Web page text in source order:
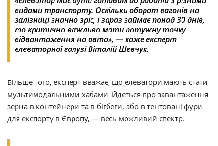
видами транспорту. Оскільки оборот вагонів на
залізниці значно зріс, і зараз займає понад 30 днів,
то критично важливо мати потужну точку
відвантаження на авто», — каже експерт
елеваторної галузі Віталій Шевчук.
Більше того, експерт вважає, що елеватори мають стати
мультимодальними хабами. Йдеться про завантаження
зерна в контейнери та в бігбеги, або в тентовані фури
для експорту в Європу, — весь можливий спектр.